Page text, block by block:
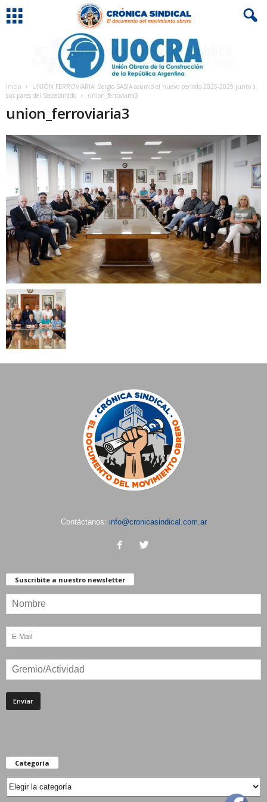
Inicio
UNIÓN FERROVIARIA: Sergio SASIA asumió el nuevo período 2025-2029 junto a
sus pares del Secretariado
union_ferroviaria3
union_ferroviaria3
Contáctanos: info@cronicasindical.com.ar
Suscribite a nuestro newsletter
Categoría
Categoría